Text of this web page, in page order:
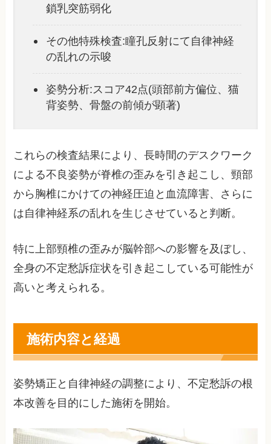
鎖乳突筋弱化
その他特殊検査:瞳孔反射にて自律神経
の乱れの示唆
姿勢分析:スコア42点(頭部前方偏位、猫
背姿勢、骨盤の前傾が顕著)
これらの検査結果により、長時間のデスクワーク
による不良姿勢が脊椎の歪みを引き起こし、頸部
から胸椎にかけての神経圧迫と血流障害、さらに
は自律神経系の乱れを生じさせていると判断。
特に上部頸椎の歪みが脳幹部への影響を及ぼし、
全身の不定愁訴症状を引き起こしている可能性が
高いと考えられる。
施術内容と経過
姿勢矯正と自律神経の調整により、不定愁訴の根
本改善を目的にした施術を開始。